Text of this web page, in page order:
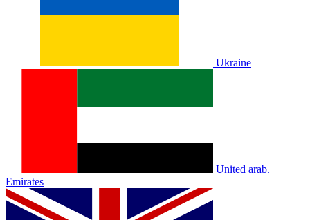
Ukraine
United arab.
Emirates